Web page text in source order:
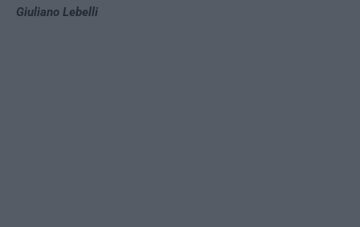
Giuliano Lebelli